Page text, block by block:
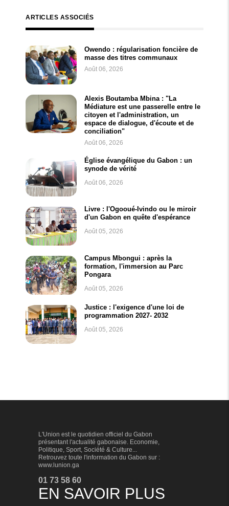
ARTICLES ASSOCIÉS
Owendo : régularisation foncière de
masse des titres communaux
Août 06, 2026
Alexis Boutamba Mbina : "La
Médiature est une passerelle entre le
citoyen et l'administration, un
espace de dialogue, d'écoute et de
conciliation"
Août 06, 2026
Église évangélique du Gabon : un
synode de vérité
Août 06, 2026
Livre : l'Ogooué-Ivindo ou le miroir
d'un Gabon en quête d'espérance
Août 05, 2026
Campus Mbongui : après la
formation, l'immersion au Parc
Pongara
Août 05, 2026
Justice : l'exigence d'une loi de
programmation 2027- 2032
Août 05, 2026
L'Union est le quotidien officiel du Gabon
présentant l'actualité gabonaise. Economie,
Politique, Sport, Société & Culture...
Retrouvez toute l'information du Gabon sur :
www.lunion.ga
01 73 58 60
EN SAVOIR PLUS